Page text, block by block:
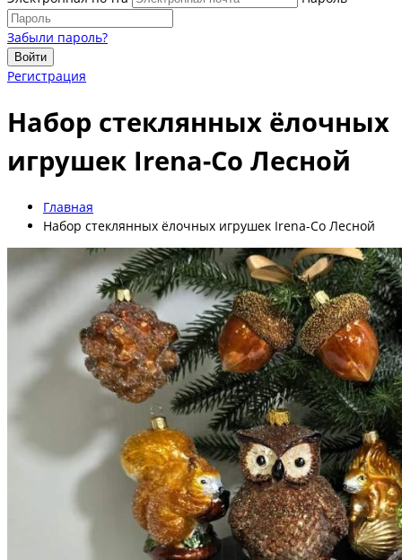
Забыли пароль?
Войти
Регистрация
Набор стеклянных ёлочных
игрушек Irena-Co Лесной
Главная
Набор стеклянных ёлочных игрушек Irena-Co Лесной